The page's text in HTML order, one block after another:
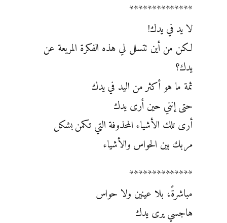
**************
لا يد في يدك!
لكن من أين تتسلل لي هذه الفكرة المريعة عن
يدك؟
ثمة ما هو أكثر من اليد في يدك
حتى إنني حين أرى يدك
أرى تلك الأشياء المحذوفة التي تكمن بشكل
مربك بين الحواس والأشياء
**************
مباشرةً، بلا عينين ولا حواس
هاجسي يرى يدك